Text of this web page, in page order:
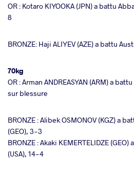
OR : Kotaro KIYOOKA (JPN) a battu
8
BRONZE: Haji ALIYEV (AZE) a battu
70kg
OR : Arman ANDREASYAN (ARM) a
sur blessure
BRONZE : Alibek OSMONOV (KGZ) a
(GEO), 3-3
BRONZE : Akaki KEMERTELIDZE (GEO)
(USA), 14-4